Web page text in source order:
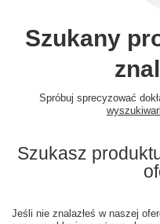
Szukany
Spróbuj sprecyzować
Szukasz
Jeśli nie znalazłeś w naszej